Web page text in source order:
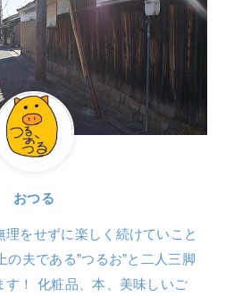
おつる
をせずに楽しく続けていこと
夫である”つるお”と二人三脚
す！ 化粧品、本、美味しいご